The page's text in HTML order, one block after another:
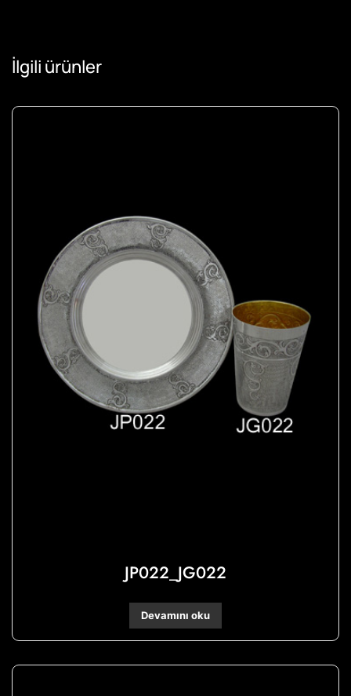
İlgili ürünler
JP022_JG022
Devamını oku